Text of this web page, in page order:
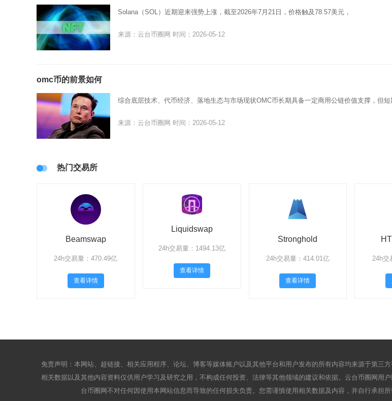
Solana（SOL）近期迎来强势上涨，截至2026年7月21日，价格触及78.57美元，
来源：云台币圈网 时间：2026-05-12
omc币的前景如何
综合底层技术、代币经济、落地生态与市场现状OMC币长期具备一定商用公链价值支撑，但短
来源：云台币圈网 时间：2026-05-12
热门交易所
Beamswap
24h交易量：470.49亿
查看详情
Liquidswap
24h交易量：1494.13亿
查看详情
Stronghold
24h交易量：414.01亿
查看详情
24h交
免责声明：本网站、超链接、相关应用程序、论坛、博客等媒体账户以及其他平台和用户发布的所有内容均来源于第三
相关数据以及其他内容资料仅供用户学习及研究之用，不构成任何投资、法律等其他领域的建议和依据。云台币圈网用
台币圈网不对任何因使用本网站信息而导致的任何损失负责。您需谨慎使用相关数据及内容，并自行承担